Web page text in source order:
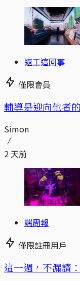
返工這回事
僅限會員
輔導是迎向他者
Simon
2 天前
端周報
僅限註冊用戶
這一週，不漏讀